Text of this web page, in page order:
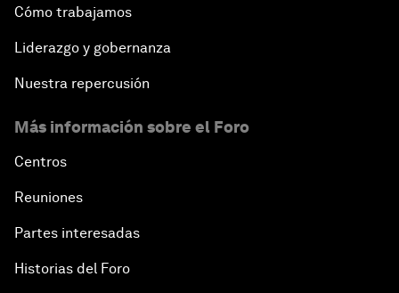
Cómo trabajamos
Liderazgo y gobernanza
Nuestra repercusión
Más información sobre el Foro
Centros
Reuniones
Partes interesadas
Historias del Foro